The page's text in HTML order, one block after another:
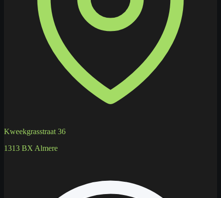
Kweekgrasstraat 36
1313 BX Almere